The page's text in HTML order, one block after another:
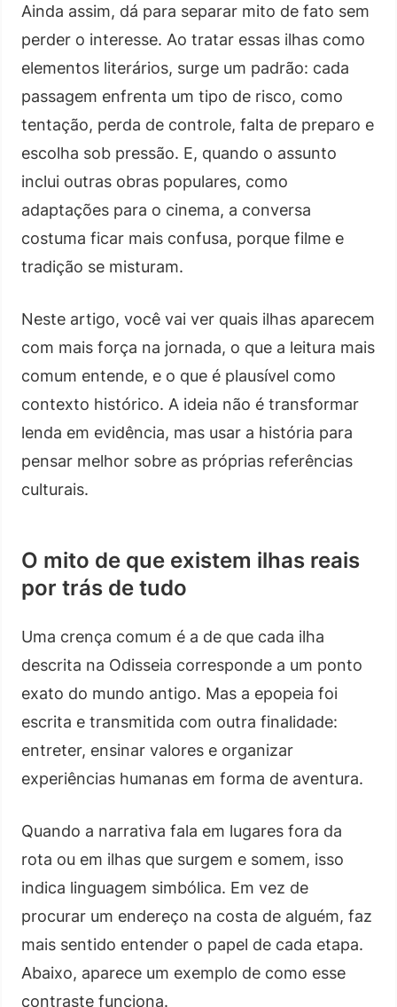
Ainda assim, dá para separar mito de fato sem
perder o interesse. Ao tratar essas ilhas como
elementos literários, surge um padrão: cada
passagem enfrenta um tipo de risco, como
tentação, perda de controle, falta de preparo e
escolha sob pressão. E, quando o assunto
inclui outras obras populares, como
adaptações para o cinema, a conversa
costuma ficar mais confusa, porque filme e
tradição se misturam.
Neste artigo, você vai ver quais ilhas aparecem
com mais força na jornada, o que a leitura mais
comum entende, e o que é plausível como
contexto histórico. A ideia não é transformar
lenda em evidência, mas usar a história para
pensar melhor sobre as próprias referências
culturais.
O mito de que existem ilhas reais
por trás de tudo
Uma crença comum é a de que cada ilha
descrita na Odisseia corresponde a um ponto
exato do mundo antigo. Mas a epopeia foi
escrita e transmitida com outra finalidade:
entreter, ensinar valores e organizar
experiências humanas em forma de aventura.
Quando a narrativa fala em lugares fora da
rota ou em ilhas que surgem e somem, isso
indica linguagem simbólica. Em vez de
procurar um endereço na costa de alguém, faz
mais sentido entender o papel de cada etapa.
Abaixo, aparece um exemplo de como esse
contraste funciona.